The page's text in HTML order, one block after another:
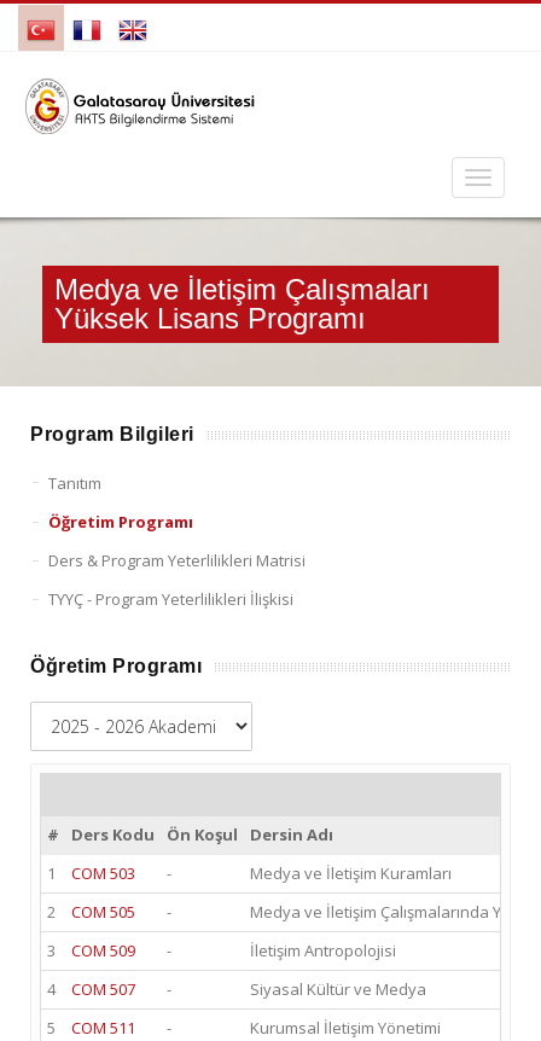
Medya ve İletişim Çalışmaları
Yüksek Lisans Programı
Program Bilgileri
Tanıtım
Öğretim Programı
Ders & Program Yeterlilikleri Matrisi
TYYÇ - Program Yeterlilikleri İlişkisi
Öğretim Programı
# Ders Kodu Ön Koşul
Dersin Adı
1
COM 503 -
Medya ve İletişim Kuramları
2
COM 505 -
Medya ve İletişim Çalışmalarında
3
COM 509 -
İletişim Antropolojisi
4
COM 507 -
Siyasal Kültür ve Medya
5
COM 511 -
Kurumsal İletişim Yönetimi